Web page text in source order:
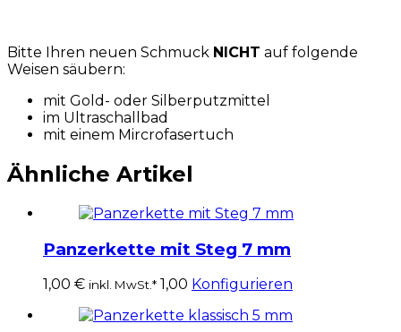
Bitte Ihren neuen Schmuck NICHT auf folgende
Weisen säubern:
mit Gold- oder Silberputzmittel
im Ultraschallbad
mit einem Mircrofasertuch
Ähnliche Artikel
Panzerkette mit Steg 7 mm
1,00 € inkl. MwSt.* 1,00 Konfigurieren